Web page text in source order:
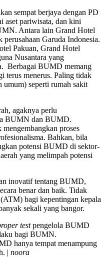
sempat berjaya dengan PD
aset pariwisata, dan kini
Antara lain Grand Hotel
perusahaan Garuda Indonesia.
Pakuan, Grand Hotel
Nusantara yang
Berbagai BUMD memang
terus menerus. Paling tidak
seperti rumah sakit
agaknya perlu
BUMN dan BUMD.
proses
Bahkan, bila
potensi BUMD di sektor-
yang melimpah potensi
inovatif tentang BUMD,
benar dan baik. Tidak
(ATM) bagi kepentingan kepala
sekali yang bangor.
testpengelola BUMD
bagi BUMN.
hanya tempat menampung
| noora